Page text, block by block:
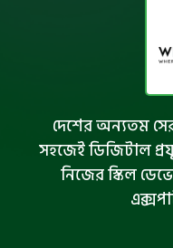
দেশের অন্যতম
সহজেই ডিজিটাল
নিজের স্কিল